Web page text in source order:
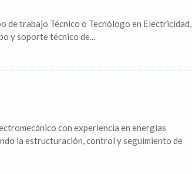
de trabajo Técnico o Tecnólogo en Electricidad,
y soporte técnico de...
con experiencia en energías
la estructuración, control y seguimiento de